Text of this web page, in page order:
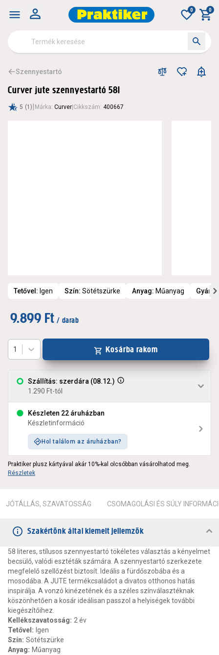
0 0
Szennyestartó
Curver jute szennyestartó 58l
5 (1)| Márka: Curver Cikkszám: 400667
Tetővel : Igen Szín: Sötétszürke Anyag: Műanyag
9.899 Ft / darab
Szállítás: szerdára (08.12.)
1.290 Ft-tól
Készleten 22 áruházban
Készletinformáció
Hol találom az áruházban?
1 Kosárba rakom
Praktiker plusz kártyával akár 10%-kal olcsóbban vásárolhatod meg.
Részletek
JÓTÁLLÁS, SZAVATOSSÁG CSOMAGOLÁSI ÉS SÚLY
Szakértőnk által kiemelt jellemzők
58 literes, stílusos szennyestartó tökéletes választás a kényelmet
becsülő, valódi esztéták számára. A szennyestartó szerkezete
megfelelő szellőzést biztosít. Ideális a fürdőszobába és a
mosodába. A JUTE termékcsaládot a divatos otthonos hatás
inspirálja. A vonzó kinézetének és a széles színválasztéknak
köszönhetően a kosár ideálisan passzol a helyiségek további
kiegészítőihez.
Kellékszavatosság: 2 év
Tetővel : Igen
Szín: Sötétszürke
Anyag: Műanyag